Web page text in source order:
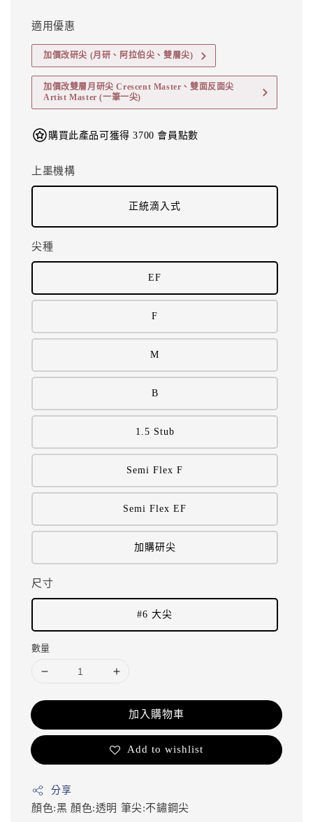
適用優惠
加價改研尖 (月研、阿拉伯尖、雙層尖)
加價改雙層月研尖 Crescent Master、雙面反面尖
Artist Master (一筆一尖)
購買此產品可獲得 3700 會員點數
上墨機構
正統滴入式
尖種
EF
F
M
B
1.5 Stub
Semi Flex F
Semi Flex EF
加購研尖
尺寸
#6 大尖
數量
加入購物車
Add to wishlist
分享
顏色:黑 顏色:透明 筆尖:不鏽鋼尖